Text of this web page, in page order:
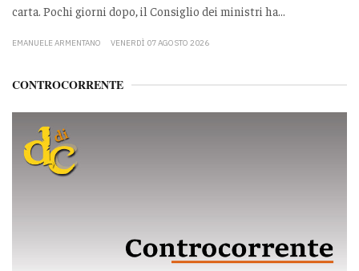
carta. Pochi giorni dopo, il Consiglio dei ministri ha...
EMANUELE ARMENTANO VENERDÌ 07 AGOSTO 2026
CONTROCORRENTE